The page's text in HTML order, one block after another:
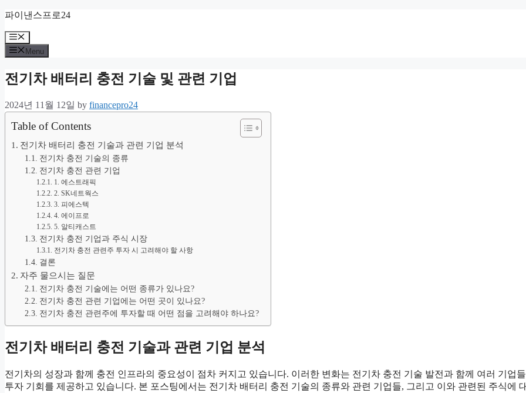
Skip
content
파이낸스프로24
Menu
Menu
전기차 배터리 충전 기술 및 관련 기업
2024년 11월 12일 by financepro24
Table of Contents
전기차 배터리 충전 기술과 관련 기업 분석
전기차 충전 기술의 종류
전기차 충전 관련 기업
1. 에스트래픽
2. SK네트웍스
3. 피에스텍
4. 에이프로
5. 알티캐스트
전기차 충전 기업과 주식 시장
전기차 충전 관련주 투자 시 고려해야 할 사항
결론
자주 물으시는 질문
전기차 충전 기술에는 어떤 종류가 있나요?
전기차 충전 관련 기업에는 어떤 곳이 있나요?
전기차 충전 관련주에 투자할 때 어떤 점을 고려해야 하나요?
전기차 배터리 충전 기술과 관련 기업 분석
전기차의 성장과 함께 충전 인프라의 중요성이 점차 커지고 있습니다. 이러한 변화는 전기차 충전 기술 발전과 함께 여러 기업들
투자 기회를 제공하고 있습니다. 본 포스팅에서는 전기차 배터리 충전 기술의 종류와 관련 기업들, 그리고 이와 관련된 주식에